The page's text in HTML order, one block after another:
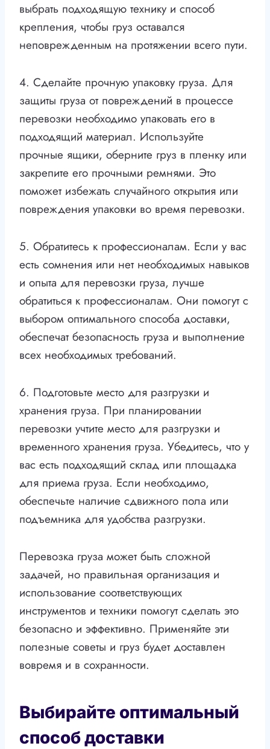
выбрать подходящую технику и способ
крепления, чтобы груз оставался
неповрежденным на протяжении всего пути.
4. Сделайте прочную упаковку груза. Для
защиты груза от повреждений в процессе
перевозки необходимо упаковать его в
подходящий материал. Используйте
прочные ящики, оберните груз в пленку или
закрепите его прочными ремнями. Это
поможет избежать случайного открытия или
повреждения упаковки во время перевозки.
5. Обратитесь к профессионалам. Если у вас
есть сомнения или нет необходимых навыков
и опыта для перевозки груза, лучше
обратиться к профессионалам. Они помогут с
выбором оптимального способа доставки,
обеспечат безопасность груза и выполнение
всех необходимых требований.
6. Подготовьте место для разгрузки и
хранения груза. При планировании
перевозки учтите место для разгрузки и
временного хранения груза. Убедитесь, что у
вас есть подходящий склад или площадка
для приема груза. Если необходимо,
обеспечьте наличие сдвижного пола или
подъемника для удобства разгрузки.
Перевозка груза может быть сложной
задачей, но правильная организация и
использование соответствующих
инструментов и техники помогут сделать это
безопасно и эффективно. Применяйте эти
полезные советы и груз будет доставлен
вовремя и в сохранности.
Выбирайте оптимальный
способ доставки